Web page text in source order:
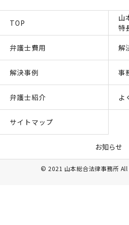
TOP
山
特
弁護士費用 解
解決事例 事
弁護士紹介 よ
サイトマップ
お知らせ
© 2021 山本総合法律事務所 All